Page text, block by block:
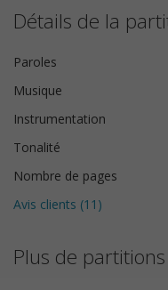
Détails de la
Paroles
Musique
Instrumentation
Tonalité
Nombre de pages
Avis clients (11 )
Plus de